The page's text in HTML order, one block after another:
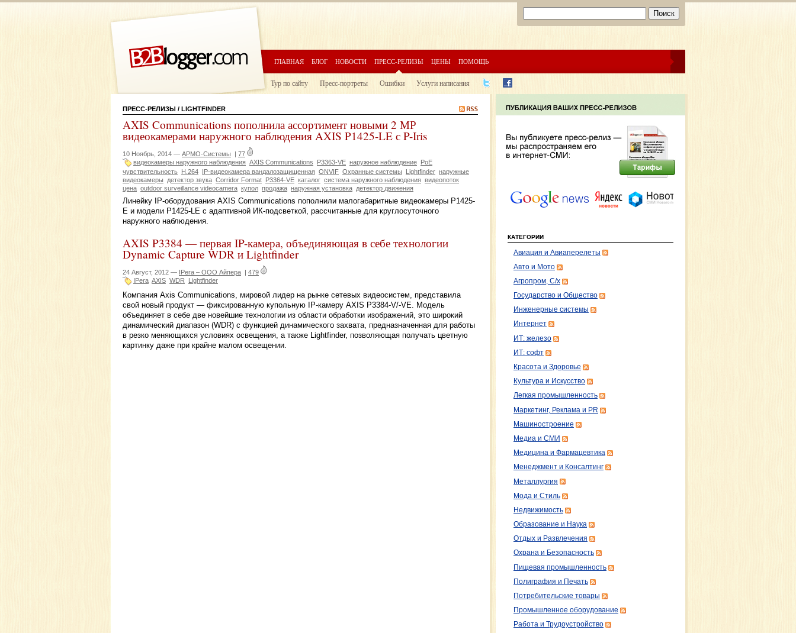
ГЛАВНАЯ БЛОГ НОВОСТИ ПРЕСС-РЕЛИЗЫ ЦЕНЫ ПОМОЩЬ
Тур по сайту Пресс-портреты Ошибки Услуги написания
ПРЕСС-РЕЛИЗЫ / LIGHTFINDER
AXIS Communications пополнила ассортимент новыми 2 МР
видеокамерами наружного наблюдения AXIS P1425-LE с P-Iris
10 Ноябрь, 2014 — АРМО-Системы | 77
видеокамеры наружного наблюдения AXIS Communications P3363-VE наружное наблюдение PoE
чувствительность H.264 IP-видеокамера вандалозащищенная ONVIF Охранные системы Lightfinder наружные
видеокамеры
детектор звука Corridor Format P3364-VE каталог система наружного наблюдения видеопоток
цена outdoor surveillance videocamera купол продажа наружная установка детектор движения
Линейку IP-оборудования AXIS Communications пополнили малогабаритные видеокамеры P1425-
E и модели P1425-LE с адаптивной ИК-подсветкой, рассчитанные для круглосуточного
наружного наблюдения.
AXIS P3384 — первая IP-камера, объединяющая в себе технологии
Dynamic Capture WDR и Lightfinder
24 Август, 2012 — IPera – ООО Айпера | 479
IPera AXIS WDR Lightfinder
Компания Axis Communications, мировой лидер на рынке сетевых видеосистем, представила
свой новый продукт — фиксированную купольную IP-камеру AXIS P3384-V/-VE. Модель
объединяет в себе две новейшие технологии из области обработки изображений, это широкий
динамический диапазон (WDR) с функцией динамического захвата, предназначенная для работы
в резко меняющихся условиях освещения, а также Lightfinder, позволяющая получать цветную
картинку даже при крайне малом освещении.
КАТЕГОРИИ
Авиация и Авиаперелеты
Авто и Мото
Агропром, С/х
Государство и Общество
Инженерные системы
Интернет
ИТ: железо
ИТ: софт
Красота и Здоровье
Культура и Искусство
Легкая промышленность
Маркетинг, Реклама и PR
Машиностроение
Медиа и СМИ
Медицина и Фармацевтика
Менеджмент и Консалтинг
Металлургия
Мода и Стиль
Недвижимость
Образование и Наука
Отдых и Развлечения
Охрана и Безопасность
Пищевая промышленность
Полиграфия и Печать
Потребительские товары
Промышленное оборудование
Работа и Трудоустройство